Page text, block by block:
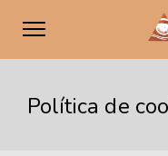
Política de